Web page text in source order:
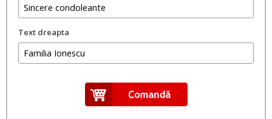
Câteva sugestii:
Te vom purta mereu in suflet•Nu te vom uita niciodata•Cu
sufletul indurerat•
Text dreapta